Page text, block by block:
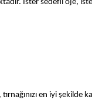
İster sedefli oje,
en iyi şekilde